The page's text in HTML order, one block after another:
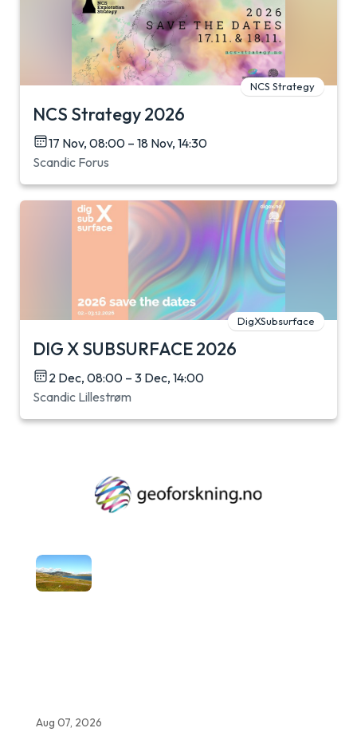
NCS Strategy
NCS Strategy 2026
17 Nov, 08:00 – 18 Nov, 14:30
Scandic Forus
DigXSubsurface
DIG X SUBSURFACE 2026
2 Dec, 08:00 – 3 Dec, 14:00
Scandic Lillestrøm
Aug 07, 2026